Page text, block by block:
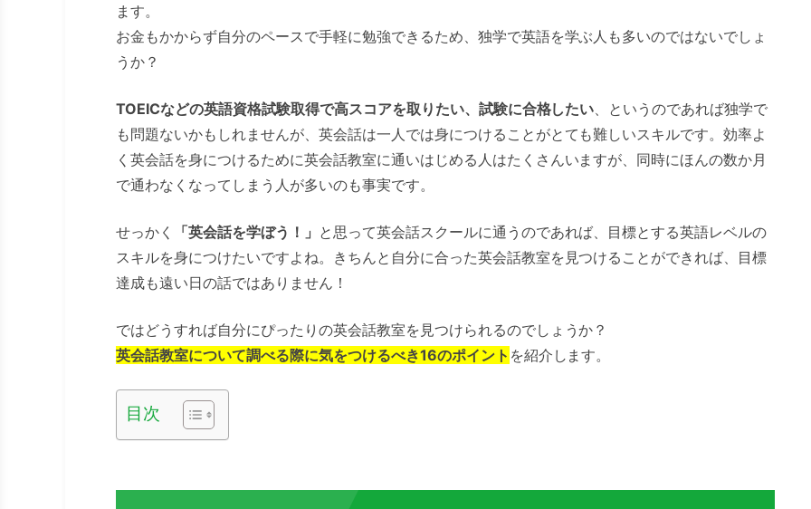
ます。
お金もかからず自分のペースで手軽に勉強できるため、独学で英語を学ぶ人も多いのではないでしょ
うか？
TOEICなどの英語資格試験取得で高スコアを取りたい、試験に合格したい 、というのであれば独学で
も問題ないかもしれませんが、英会話は一人では身につけることがとても難しいスキルです。効率よ
く英会話を身につけるために英会話教室に通いはじめる人はたくさんいますが、同時にほんの数か月
で通わなくなってしまう人が多いのも事実です。
せっかく 「英会話を学ぼう！」 と思って英会話スクールに通うのであれば、目標とする英語レベルの
スキルを身につけたいですよね。きちんと自分に合った英会話教室を見つけることができれば、目標
達成も遠い日の話ではありません！
ではどうすれば自分にぴったりの英会話教室を見つけられるのでしょうか？
英会話教室について調べる際に気をつけるべき16のポイント を紹介します。
目次